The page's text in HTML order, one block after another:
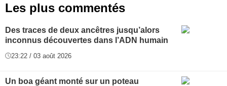
Les plus commentés
Des traces de deux ancêtres jusqu’alors
inconnus découvertes dans l’ADN humain
23:22 / 03 août 2026
Un boa géant monté sur un poteau